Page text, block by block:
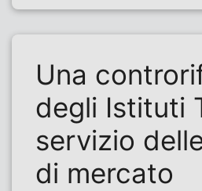
Una
degli Istituti
servizio
di mercato